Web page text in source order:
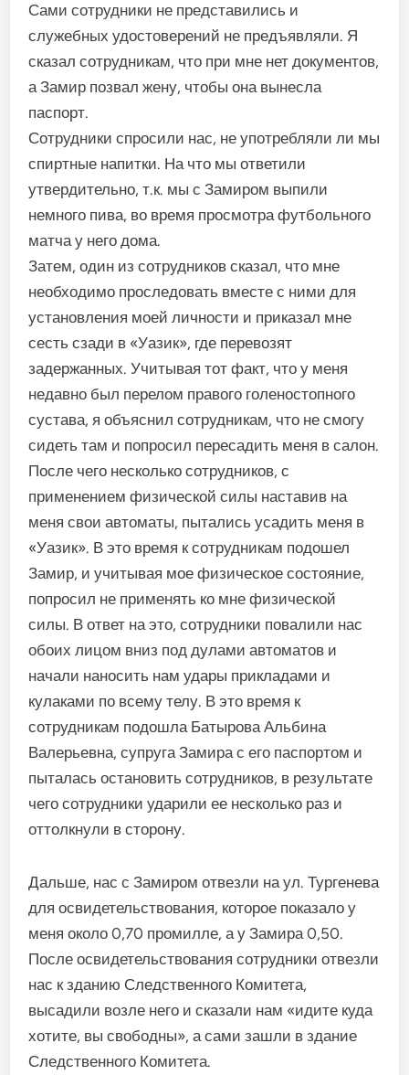
Сами сотрудники не представились и
служебных удостоверений не предъявляли. Я
сказал сотрудникам, что при мне нет документов,
а Замир позвал жену, чтобы она вынесла
паспорт.
Сотрудники спросили нас, не употребляли ли мы
спиртные напитки. На что мы ответили
утвердительно, т.к. мы с Замиром выпили
немного пива, во время просмотра футбольного
матча у него дома.
Затем, один из сотрудников сказал, что мне
необходимо проследовать вместе с ними для
установления моей личности и приказал мне
сесть сзади в «Уазик», где перевозят
задержанных. Учитывая тот факт, что у меня
недавно был перелом правого голеностопного
сустава, я объяснил сотрудникам, что не смогу
сидеть там и попросил пересадить меня в салон.
После чего несколько сотрудников, с
применением физической силы наставив на
меня свои автоматы, пытались усадить меня в
«Уазик». В это время к сотрудникам подошел
Замир, и учитывая мое физическое состояние,
попросил не применять ко мне физической
силы. В ответ на это, сотрудники повалили нас
обоих лицом вниз под дулами автоматов и
начали наносить нам удары прикладами и
кулаками по всему телу. В это время к
сотрудникам подошла Батырова Альбина
Валерьевна, супруга Замира с его паспортом и
пыталась остановить сотрудников, в результате
чего сотрудники ударили ее несколько раз и
оттолкнули в сторону.
Дальше, нас с Замиром отвезли на ул. Тургенева
для освидетельствования, которое показало у
меня около 0,70 промилле, а у Замира 0,50.
После освидетельствования сотрудники отвезли
нас к зданию Следственного Комитета,
высадили возле него и сказали нам «идите куда
хотите, вы свободны», а сами зашли в здание
Следственного Комитета.